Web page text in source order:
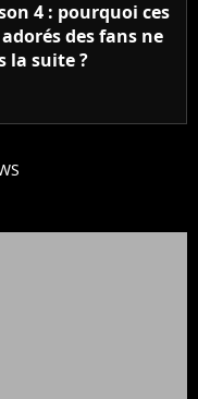
4 : pourquoi ces
des fans ne
la suite ?